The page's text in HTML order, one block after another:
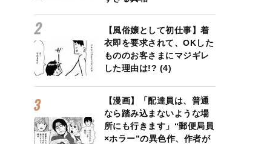
【風俗嬢として初仕事】着
衣即を要求されて、OKした
もののお客さまにマジギレ
した理由は!? (4)
【漫画】「配達員は、普通
なら踏み込まないような場
所にも行きます」“郵便局員
×ホラー”の異色作、作者が